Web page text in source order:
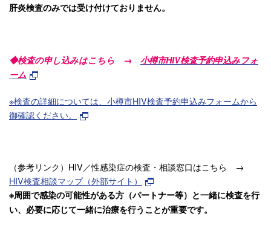
肝炎検査のみでは受け付けておりません。
◆検査の申し込みはこちら → 小樽市HIV検査予約申込みフォ
ーム
※検査の詳細については、小樽市HIV検査予約申込みフォームから
御確認ください。
（参考リンク）HIV／性感染症の検査・相談窓口はこちら →
HIV検査相談マップ（外部サイト）
※周囲で感染の可能性がある方（パートナー等）と一緒に検査を行
い、必要に応じて一緒に治療を行うことが重要です。